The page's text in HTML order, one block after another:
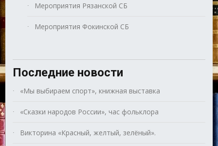
Мероприятия Рязанской СБ
Мероприятия Фокинской СБ
Последние новости
«Мы выбираем спорт», книжная выставка
«Сказки народов России», час фольклора
Викторина «Красный, желтый, зелёный».